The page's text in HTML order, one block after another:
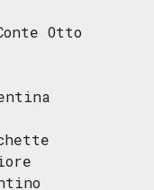
Otto